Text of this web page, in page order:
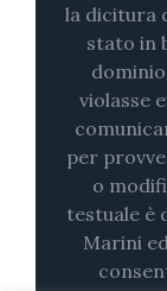
la dicitura
stato in
violasse
per
o
testuale è
Marini